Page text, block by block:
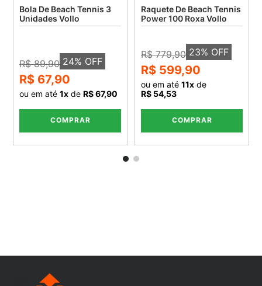
Bola De Beach Tennis 3
Unidades Vollo
R$ 89,90 24% OFF
R$ 67,90
ou em até 1x de R$ 67,90
COMPRAR
Raquete De Beach Tennis
Power 100 Roxa Vollo
R$ 779,90 23% OFF
R$ 599,90
ou em até 11x de
R$ 54,53
COMPRAR